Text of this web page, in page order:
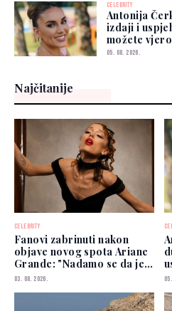
CELEBRITY
Antonija
izdaji i
možete
05. 08. 2026.
Najčitanije
CELEBRITY
Fanovi zabrinuti nakon
objave novog spota Ariane
Grande: "Nadamo se da je
dobro"
03. 08. 2026.